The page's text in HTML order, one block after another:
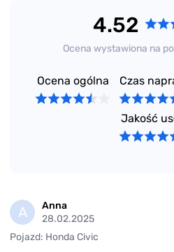
4.52
Ocena wystawiona na
Ocena ogólna Czas
Jakość
A
Anna
28.02.2025
Pojazd: Honda Civic